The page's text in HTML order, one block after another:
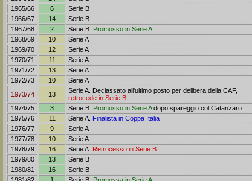
1965/66
6
Serie B
1966/67
14 Serie B
1967/68
2 Serie B. Promosso in Serie A
1968/69
10
Serie A
1969/70
12
Serie A
1970/71
11
Serie A
1971/72
13
Serie A
1972/73
10
Serie A
1973/74
13
Serie A. Declassato all'ultimo posto per delibera della CAF,
retrocede in Serie B
1974/75
3 Serie B. Promosso in Serie Adopo spareggio col Catanzaro
1975/76
11 Serie A. Finalista in Coppa Italia
1976/77
9
Serie A
1977/78
10
Serie A
1978/79
16 Serie A. Retrocesso in Serie B
1979/80
13
Serie B
1980/81
16
Serie B